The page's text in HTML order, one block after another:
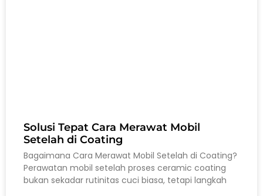
Solusi Tepat Cara Merawat Mobil
Setelah di Coating
Bagaimana Cara Merawat Mobil Setelah di Coating?
Perawatan mobil setelah proses ceramic coating
bukan sekadar rutinitas cuci biasa, tetapi langkah